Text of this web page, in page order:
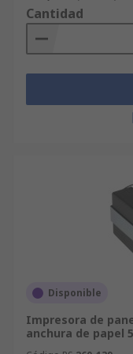
imprimir de forma
procedente de
sistemas de
RS las mejores
para entornos
Cantidad
Disponible
Impresora de
anchura de papel